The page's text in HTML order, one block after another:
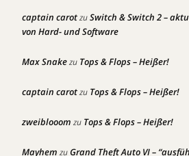
captain carotzuSwitch & Switch 2 –
von Hard- und Software
Max Snakezu Tops & Flops – Heißer!
captain carotzu Tops & Flops – Heißer!
zweiblooom zu Tops & Flops – Heißer!
Mayhem zuGrand Theft Auto VI –